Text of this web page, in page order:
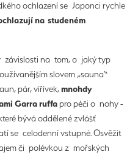
ochlazení se Japonci rychle
na studeném
závislosti na tom, o jaký typ
slovem „sauna“
pár, vířívek,mnohdy
Garra ruffapro péči o nohy -
bývá oddělené zvlášť
se celodenní vstupné. Osvěžit
či polévkou z mořských